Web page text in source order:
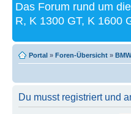
Das Forum rund um
R, K 1300 GT, K 1600
Portal » Foren-Übersicht »
Du musst registriert und